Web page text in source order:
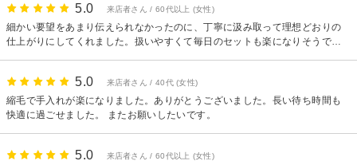
5.0 来店者さん / 60代以上 (女性)
細かい要望をあまり伝えられなかったのに、丁寧に汲み取って理想どおりの
仕上がりにしてくれました。扱いやすくて毎日のセットも楽になりそうで
5.0 来店者さん / 40代 (女性)
縮毛で手入れが楽になりました。ありがとうございました。長い待ち時間も
快適に過ごせました。 またお願いしたいです。
5.0 来店者さん / 60代以上 (女性)